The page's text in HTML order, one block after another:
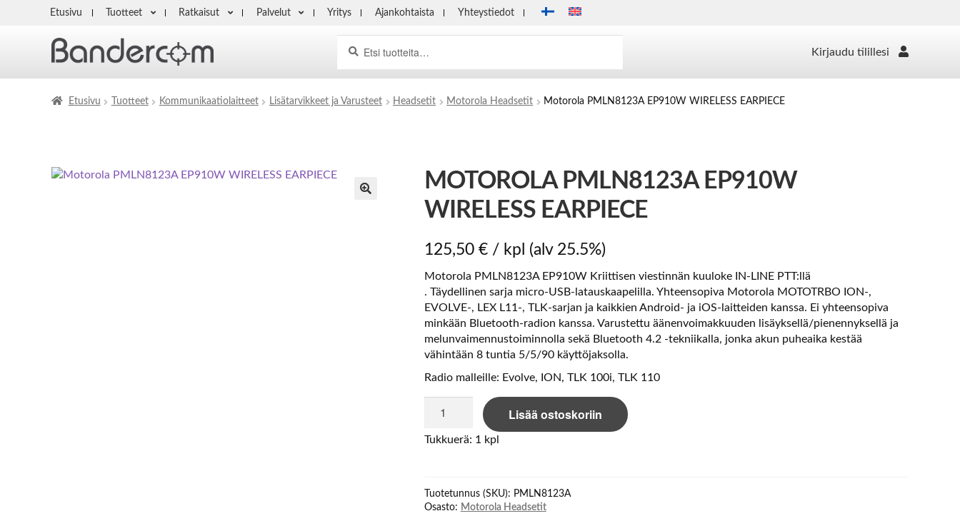
Etusivu Tuotteet Ratkaisut Palvelut Yritys Ajankohtaista Yhteystiedot
Kirjaudu tilillesi
Etusivu Tuotteet Kommunikaatiolaitteet Lisätarvikkeet ja Varusteet Headsetit Motorola Headsetit Motorola PMLN8123A EP910W WIRELESS EARPIECE
MOTOROLA PMLN8123A EP910W
WIRELESS EARPIECE
125,50 €/ kpl (alv 25.5%)
Motorola PMLN8123A EP910W Kriittisen viestinnän kuuloke IN-LINE PTT:llä
. Täydellinen sarja micro-USB-latauskaapelilla. Yhteensopiva Motorola MOTOTRBO ION-,
EVOLVE-, LEX L11-, TLK-sarjan ja kaikkien Android- ja iOS-laitteiden kanssa. Ei yhteensopiva
minkään Bluetooth-radion kanssa. Varustettu äänenvoimakkuuden lisäyksellä/pienennyksellä ja
melunvaimennustoiminnolla sekä Bluetooth 4.2 -tekniikalla, jonka akun puheaika kestää
vähintään 8 tuntia 5/5/90 käyttöjaksolla.
Radio malleille: Evolve, ION, TLK 100i, TLK 110
PMLN8123A
EP910W
Lisää ostoskoriin
Tukkuerä: 1 kpl
Tuotetunnus (SKU): PMLN8123A
Osasto: Motorola Headsetit